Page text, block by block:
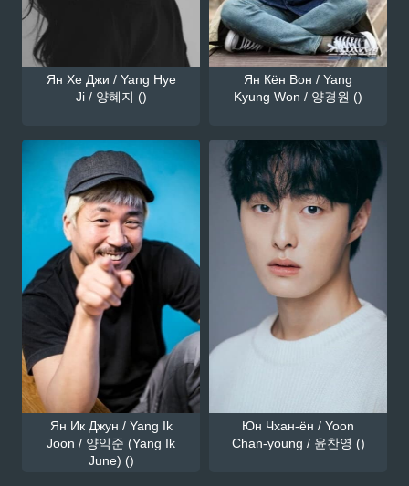
Ян Хе Джи / Yang Hye
Ji / 양혜지 ()
Ян Кён Вон / Yang
Kyung Won / 양경원 ()
Ян Ик Джун / Yang Ik
Joon / 양익준 (Yang Ik
June) ()
Юн Чхан-ён / Yoon
Chan-young / 윤찬영 ()